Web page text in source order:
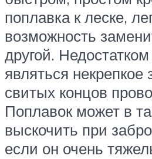
поплавка к леске,
возможность
другой.
являться некрепкое
свитых концов
Поплавок может в
выскочить при
если он очень